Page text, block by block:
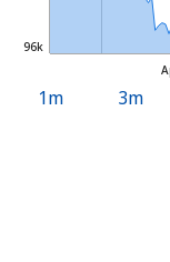
96k
1m 3m